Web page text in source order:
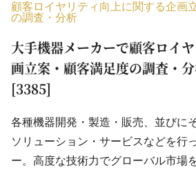
顧客ロイヤリティ向上に関する企画
の調査・分析
大手機器メーカーで顧客ロイ
画立案・顧客満足度の調査・
[3385]
各種機器開発・製造・販売、並びに
ソリューション・サービスなどを行
ー。高度な技術力でグローバル市場